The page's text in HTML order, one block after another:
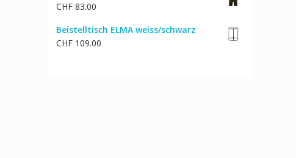
CHF 83.00
Beistelltisch ELMA weiss/schwarz
CHF 109.00